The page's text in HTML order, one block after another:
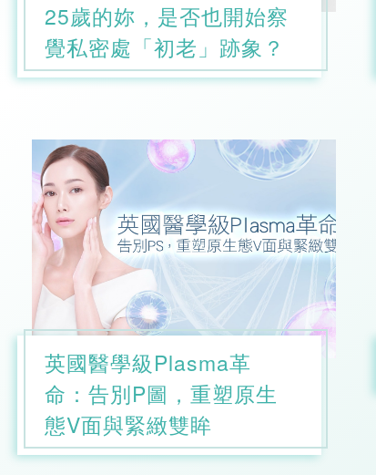
25歲的妳，是否也開始察
覺私密處「初老」跡象？
英國醫學級Plasma革
命：告別P圖，重塑原生
態V面與緊緻雙眸